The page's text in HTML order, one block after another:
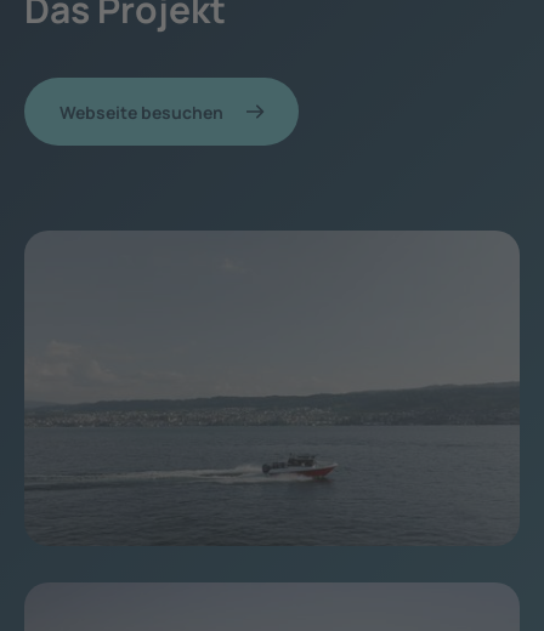
Webseite besuchen